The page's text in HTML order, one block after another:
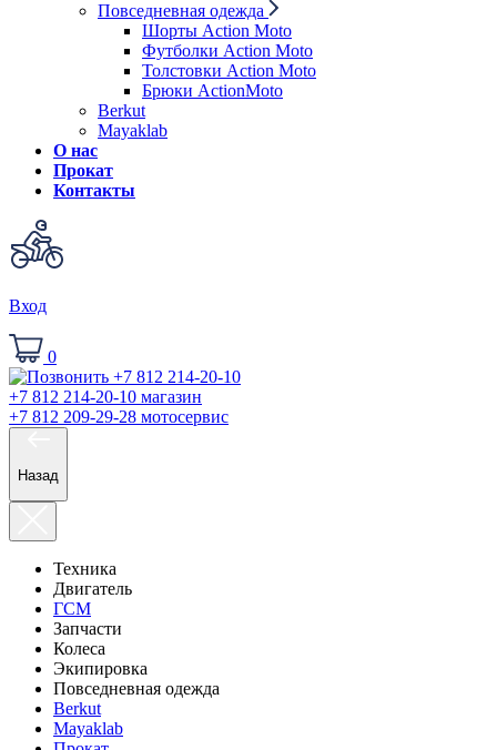
Повседневная одежда
Шорты Action Moto
Футболки Action Moto
Толстовки Action Moto
Брюки ActionMoto
Berkut
Mayaklab
О нас
Прокат
Контакты
Вход
0
+7 812 214-20-10 магазин
+7 812 209-29-28 мотосервис
Назад
Техника
Двигатель
ГСМ
Запчасти
Колеса
Экипировка
Повседневная одежда
Berkut
Mayaklab